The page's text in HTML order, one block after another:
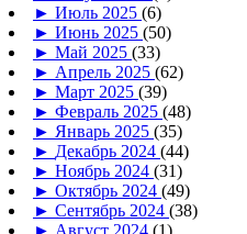
► Июль 2025 (6)
► Июнь 2025 (50)
► Май 2025 (33)
► Апрель 2025 (62)
► Март 2025 (39)
► Февраль 2025 (48)
► Январь 2025 (35)
► Декабрь 2024 (44)
► Ноябрь 2024 (31)
► Октябрь 2024 (49)
► Сентябрь 2024 (38)
► Август 2024 (1)